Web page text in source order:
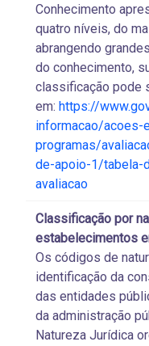
Conhecimento
quatro níveis, do
abrangendo
do conhecimento,
classificação pode
em: https://
informacao/acoes-
programas/
de-apoio-1/tabela-
avaliacao
Classificação por
estabelecimentos
Os códigos de
identificação da
das entidades
da administração
Natureza Jurídica